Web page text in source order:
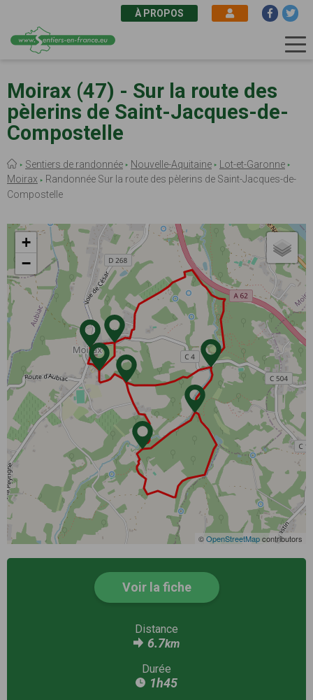
au
contenu
principal
À PROPOS
Moirax (47) - Sur la route des
pèlerins de Saint-Jacques-de-
Compostelle
Fil
d'Ariane
Sentiers de randonnée Nouvelle-Aquitaine
Lot-et-Garonne
Moirax
Randonnée Sur la route des pèlerins de Saint-Jacques-de-
Compostelle
+
−
©OpenStreetMapcontributors
Voir la fiche
Distance
6.7km
Durée
1h45